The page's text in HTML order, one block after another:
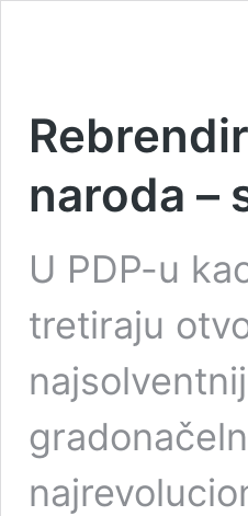
naroda –
U PDP-u
tretiraju